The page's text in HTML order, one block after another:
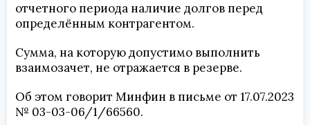
отчетного периода наличие долгов перед
определённым контрагентом.
Сумма, на которую допустимо выполнить
взаимозачет, не отражается в резерве.
Об этом говорит Минфин в письме от 17.07.2023
№ 03-03-06/1/66560.